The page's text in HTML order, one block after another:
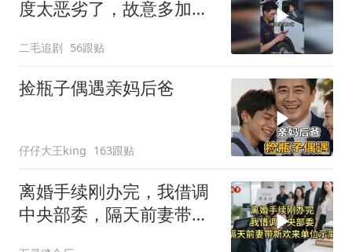
度太恶劣了，故意多加油
二毛追剧 56跟贴
捡瓶子偶遇亲妈后爸
仔仔大王king 163跟贴
离婚手续刚办完，我借调
中央部委，隔天前妻带新